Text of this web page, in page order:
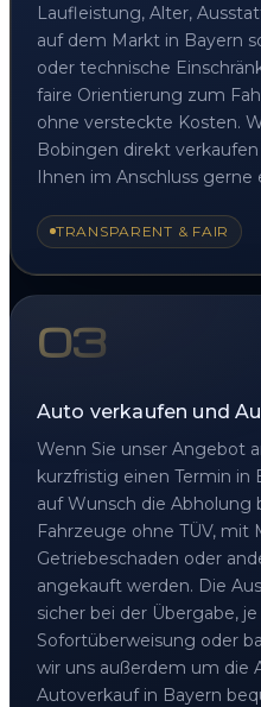
Laufleistung, Alter,
auf dem Markt in Bayern
oder technische
faire Orientierung zum
ohne versteckte Kosten.
Bobingen direkt
Ihnen im Anschluss
TRANSPARENT & FAIR
03
Auto verkaufen und
Wenn Sie unser Angebot
kurzfristig einen Termin in
auf Wunsch die Abholung
Fahrzeuge ohne TÜV, mit
Getriebeschaden oder
angekauft werden. Die
sicher bei der Übergabe,
Sofortüberweisung oder
wir uns außerdem um die
Autoverkauf in Bayern